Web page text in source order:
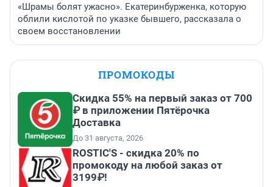
«Шрамы болят ужасно». Екатеринбурженка, которую
облили кислотой по указке бывшего, рассказала о
своем восстановлении
ПРОМОКОДЫ
Скидка 55% на первый заказ от 700
₽ в приложении Пятёрочка
Доставка
До 31 августа, 2026
ROSTIC'S - скидка 20% по
промокоду на любой заказ от
3199₽!